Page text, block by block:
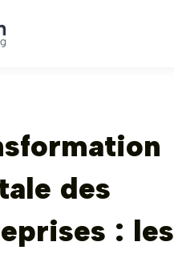
des
: les